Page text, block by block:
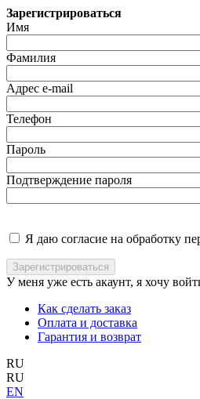
Зарегистрироваться
Имя
Фамилия
Адрес e-mail
Телефон
Пароль
Подтверждение пароля
Я даю согласие на обработку
У меня уже есть акаунт, я хочу
Как сделать заказ
Оплата и доставка
Гарантия и возврат
RU
RU
EN